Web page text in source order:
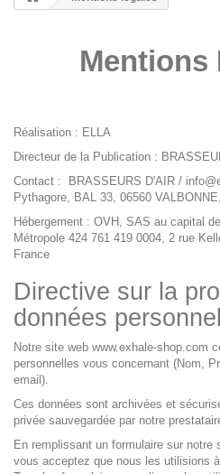
Mentions
Réalisation : ELLA
Directeur de la Publication :
Contact : BRASSEURS D'AIR /
Pythagore, BAL 33, 06560
Hébergement : OVH, SAS au capital
Métropole 424 761 419 0004, 2 rue
France
Directive sur la
données
Notre site web www.exhale-shop.com
personnelles vous concernant (Nom,
email).
Ces données sont archivées et
privée sauvegardée par notre
En remplissant un formulaire sur notre
vous acceptez que nous les utilisions